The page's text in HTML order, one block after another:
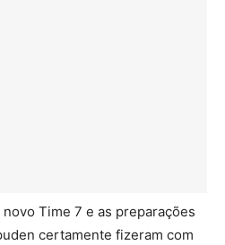
Time 7 e as preparações
certamente fizeram com